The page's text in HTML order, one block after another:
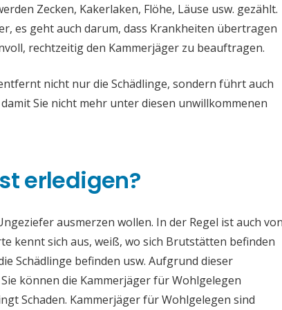
Zecken, Kakerlaken, Flöhe, Läuse usw. gezählt.
es geht auch darum, dass Krankheiten übertragen
rechtzeitig den Kammerjäger zu beauftragen.
nicht nur die Schädlinge, sondern führt auch
Sie nicht mehr unter diesen unwillkommenen
erledigen?
ausmerzen wollen. In der Regel ist auch von
kennt sich aus, weiß, wo sich Brutstätten befinden
Schädlinge befinden usw. Aufgrund dieser
können die Kammerjäger für Wohlgelegen
Schaden. Kammerjäger für Wohlgelegen sind